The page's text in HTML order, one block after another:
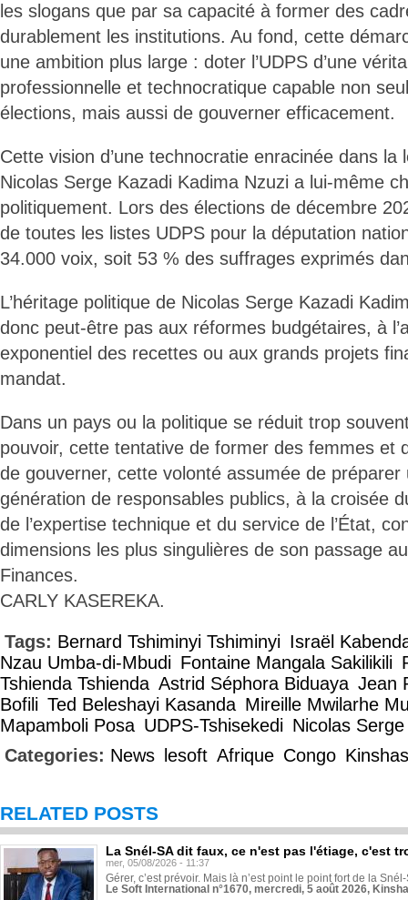
les slogans que par sa capacité à former des
durablement les institutions. Au fond, cette
une ambition plus large : doter l’UDPS d’une
professionnelle et technocratique capable non
élections, mais aussi de gouverner efficacement.
Cette vision d’une technocratie enracinée dans la
Nicolas Serge Kazadi Kadima Nzuzi a lui-même
politiquement. Lors des élections de décembre
de toutes les listes UDPS pour la députation
34.000 voix, soit 53 % des suffrages exprimés
L’héritage politique de Nicolas Serge Kazadi
donc peut-être pas aux réformes budgétaires, à
exponentiel des recettes ou aux grands projets
mandat.
Dans un pays ou la politique se réduit trop
pouvoir, cette tentative de former des femmes et
de gouverner, cette volonté assumée de préparer
génération de responsables publics, à la croisée
de l’expertise technique et du service de l’État,
dimensions les plus singulières de son passage
Finances.
CARLY KASEREKA.
Tags: Bernard Tshiminyi Tshiminyi Israël
Nzau Umba-di-Mbudi Fontaine Mangala Sakilikili
Tshienda Tshienda Astrid Séphora Biduaya Jean
Bofili Ted Beleshayi Kasanda Mireille Mwilarhe
Mapamboli Posa UDPS-Tshisekedi Nicolas
Categories: News lesoft Afrique Congo
RELATED POSTS
La Snél-SA dit faux, ce n'est pas l'étiage, c'est
mer, 05/08/2026 - 11:37
Gérer, c’est prévoir. Mais là n’est point le point fort de la
Le Soft International n°1670, mercredi, 5 août 2026,